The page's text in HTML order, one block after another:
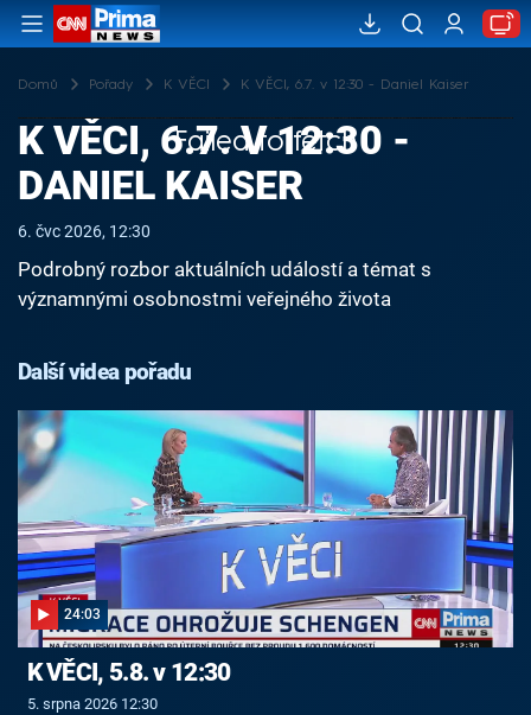
Domů Pořady K VĚCI K VĚCI, 6.7. v 12:30 - Daniel Kaiser
Failed to fetch
K VĚCI, 6.7. V 12:30 -
DANIEL KAISER
6. čvc 2026, 12:30
Podrobný rozbor aktuálních událostí a témat s
významnými osobnostmi veřejného života
Další videa pořadu
24:03
K VĚCI, 5.8. v 12:30
5. srpna 2026 12:30